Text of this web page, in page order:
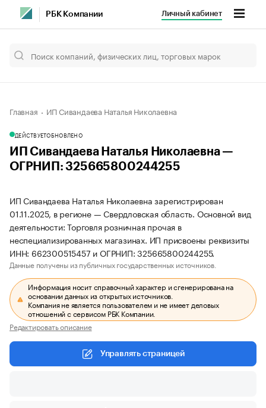
РБК Компании Личный кабинет
Главная ИП Сивандаева Наталья Николаевна
ДЕЙСТВУЕТОБНОВЛЕНО
ИП Сивандаева Наталья Николаевна —
ОГРНИП: 325665800244255
ИП Сивандаева Наталья Николаевна зарегистрирован
01.11.2025, в регионе — Свердловская область. Основной вид
деятельности: Торговля розничная прочая в
неспециализированных магазинах. ИП присвоены реквизиты
ИНН: 662300515457 и ОГРНИП: 325665800244255.
Данные получены из публичных государственных источников.
Информация носит справочный характер и сгенерирована на
основании данных из открытых источников.
Компания не является пользователем и не имеет деловых
отношений с сервисом РБК Компании.
Редактировать описание
Управлять страницей